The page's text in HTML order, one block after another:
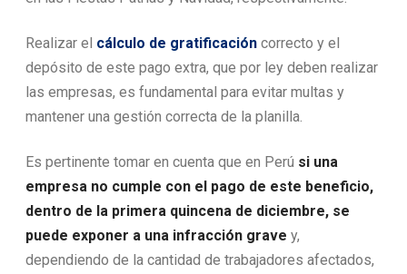
Realizar el cálculo de gratificación correcto y el
depósito de este pago extra, que por ley deben realizar
las empresas, es fundamental para evitar multas y
mantener una gestión correcta de la planilla.
Es pertinente tomar en cuenta que en Perú si una
empresa no cumple con el pago de este beneficio,
dentro de la primera quincena de diciembre, se
puede exponer a una infracción grave y,
dependiendo de la cantidad de trabajadores afectados,